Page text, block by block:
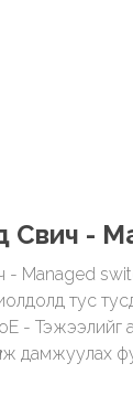
-
тус
- Тэжээлийг
дамжуулах